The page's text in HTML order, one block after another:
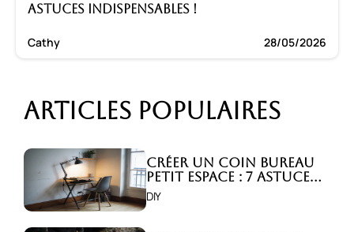
astuces indispensables !
Cathy 28/05/2026
Articles populaires
Créer un coin bureau
petit espace : 7 astuces
malignes!
DIY